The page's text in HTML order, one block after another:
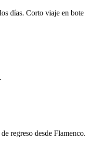
días. Corto viaje en bote
regreso desde Flamenco.